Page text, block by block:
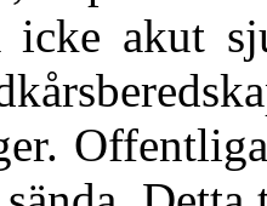
icke akut